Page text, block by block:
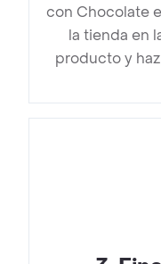
con Chocolate
la tienda en
producto y